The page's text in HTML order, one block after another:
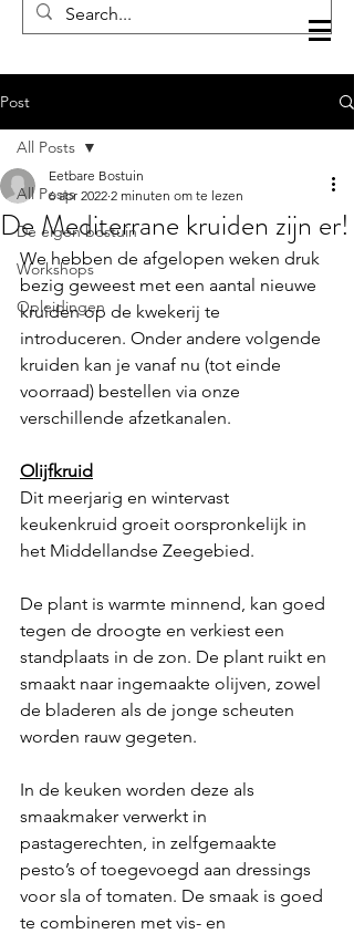
Post
All Posts
De eigen bostuin
Workshops
Opleidingen
All Posts
De Mediterrane kruiden zijn er!
Eetbare Bostuin
6 apr 2022 2 minuten om te lezen
We hebben de afgelopen weken druk
bezig geweest met een aantal nieuwe
kruiden op de kwekerij te
introduceren. Onder andere volgende
kruiden kan je vanaf nu (tot einde
voorraad) bestellen via onze
verschillende afzetkanalen.
Olijfkruid
Dit meerjarig en wintervast
keukenkruid groeit oorspronkelijk in
het Middellandse Zeegebied.
De plant is warmte minnend, kan goed
tegen de droogte en verkiest een
standplaats in de zon. De plant ruikt en
smaakt naar ingemaakte olijven, zowel
de bladeren als de jonge scheuten
worden rauw gegeten.
In de keuken worden deze als
smaakmaker verwerkt in
pastagerechten, in zelfgemaakte
pesto’s of toegevoegd aan dressings
voor sla of tomaten. De smaak is goed
te combineren met vis- en